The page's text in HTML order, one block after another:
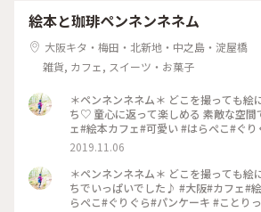
筍 #さわら #玄米茶 #京料理 #京野菜
#breakfast
絵本と珈琲ペンネンネネム
大阪キタ・梅田・北新地・中之島・淀屋橋
雑貨, カフェ, スイーツ・お菓子
＊ペンネンネネム＊ どこを撮っても
ち♡ 童心に返って楽しめる 素敵な空間
ェ#絵本カフェ#可愛い #はらぺこ#ぐ
りっぷ大阪
2019.11.06
＊ペンネンネネム＊ どこを撮っても
ちでいっぱいでした♪ #大阪#カフェ#
らぺこ#ぐりぐら#パンケーキ #ことり